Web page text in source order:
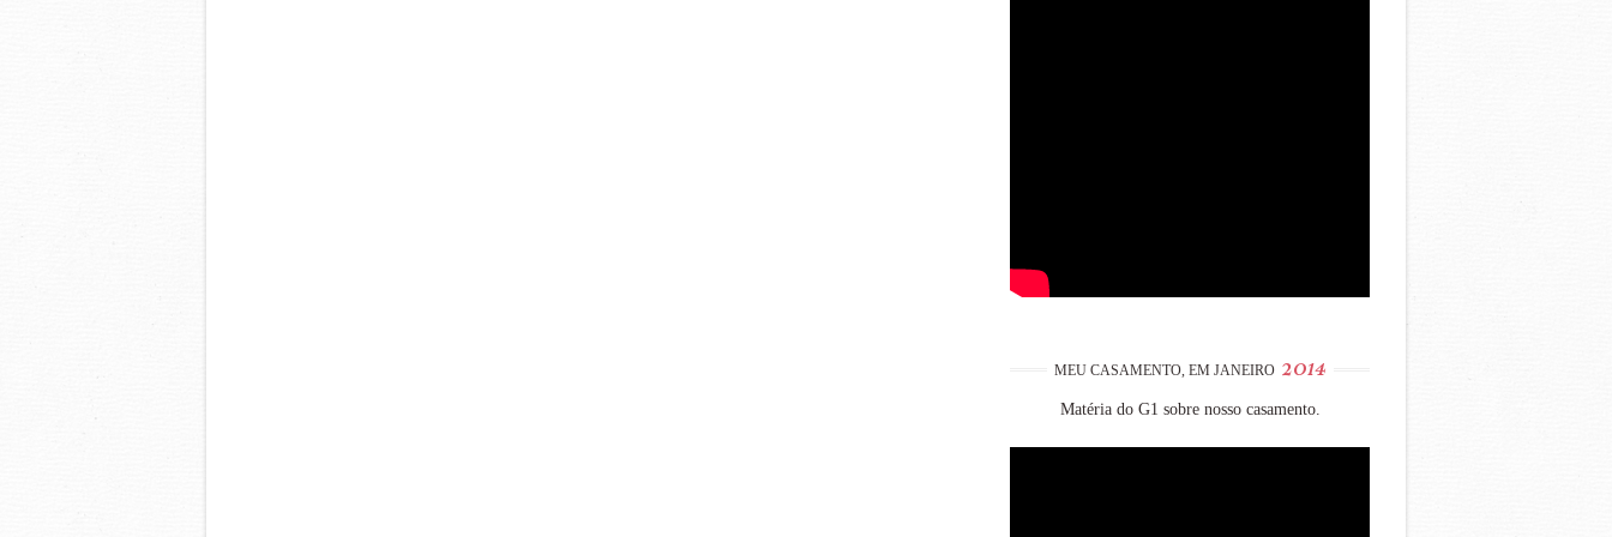
MEU CASAMENTO, EM JANEIRO 2014
Matéria do G1 sobre nosso casamento.